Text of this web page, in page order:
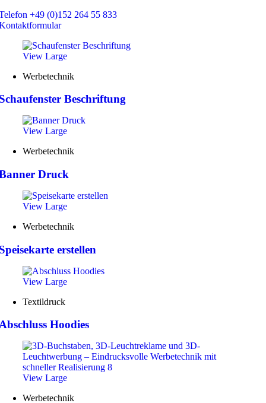
+49 (0)152 264 55 833
View Large
Werbetechnik
Beschriftung
View Large
Werbetechnik
Druck
View Large
Werbetechnik
erstellen
View Large
Textildruck
Hoodies
View Large
Werbetechnik